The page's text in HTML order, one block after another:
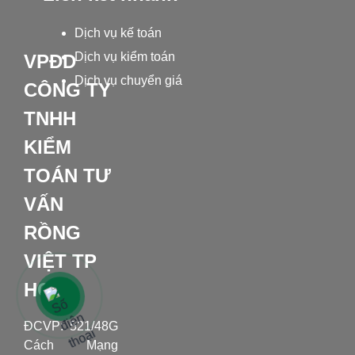
VPĐD
CÔNG TY
TNHH
KIỂM
TOÁN TƯ
VẤN
RỒNG
VIỆT TP
HCM
ĐCVP:521/48G
Cách Mạng
Dịch vụ kế toán
Dịch vụ kiểm toán
Dịch vụ chuyển giá